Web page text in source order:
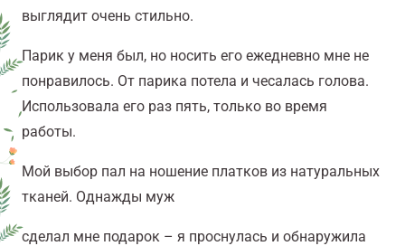
выглядит очень стильно.
Парик у меня был, но носить его ежедневно мне не
понравилось. От парика потела и чесалась голова.
Использовала его раз пять, только во время
работы.
Мой выбор пал на ношение платков из натуральных
тканей. Однажды муж
сделал мне подарок – я проснулась и обнаружила